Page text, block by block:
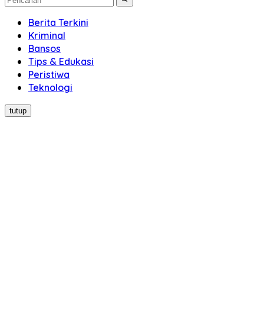
Berita Terkini
Kriminal
Bansos
Tips & Edukasi
Peristiwa
Teknologi
tutup